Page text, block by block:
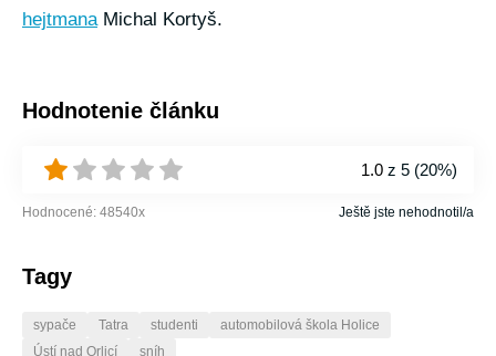
hejtmanaMichal Kortyš.
Hodnotenie článku
1.0 z 5 (20%)
Hodnocené: 48540x Ještě jste nehodnotil/a
Tagy
sypače Tatra studenti
automobilová škola Holice
Ústí nad Orlicí
sníh